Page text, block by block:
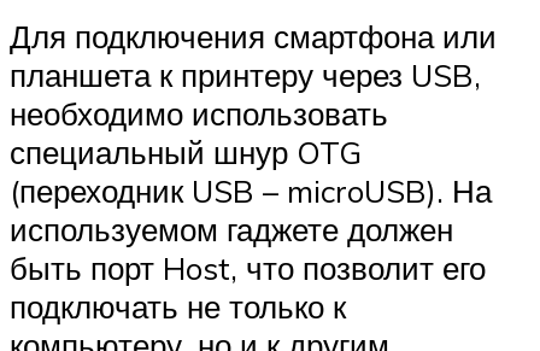
Для подключения смартфона или
планшета к принтеру через USB,
необходимо использовать
специальный шнур OTG
(переходник USB – microUSB). На
используемом гаджете должен
быть порт Host, что позволит его
подключать не только к